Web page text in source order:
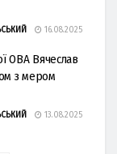
16.08.2025
ОВА Вячеслав
з мером
13.08.2025